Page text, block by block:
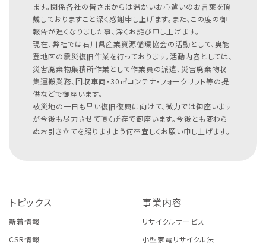
ます。関係各社の皆さまからは温かいお心遣いのお言葉を頂
戴しておりますこと深く感謝申し上げます。また、この度の御
報告が遅くなりました事、深くお詫び申し上げます。
現在、弊社では石川県産業資源循環協会の活動として、奥能
登地区の震災復旧作業を行っております。活動内容としては、
災害廃棄物集積所作業として作業員の派遣、災害廃棄物収
集運搬業務、回収車両・30㎥コンテナ・フォークリフト等の提
供などで御座います。
被災地の一日も早い復旧復興に向けて、微力では御座います
が今後も尽力させて頂く所存で御座います。今後とも変わら
ぬお引き立てを賜りますよう何卒宜しくお願い申し上げます。
トピックス
新着情報
CSR情報
事業内容
リサイクルサービス
小型家電リサイクル法